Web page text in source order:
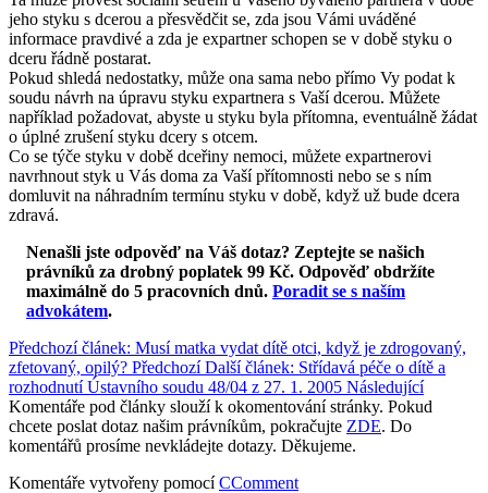
jeho styku s dcerou a přesvědčit se, zda jsou Vámi uváděné
informace pravdivé a zda je expartner schopen se v době styku o
dceru řádně postarat.
Pokud shledá nedostatky, může ona sama nebo přímo Vy podat k
soudu návrh na úpravu styku expartnera s Vaší dcerou. Můžete
například požadovat, abyste u styku byla přítomna, eventuálně žádat
o úplné zrušení styku dcery s otcem.
Co se týče styku v době dceřiny nemoci, můžete expartnerovi
navrhnout styk u Vás doma za Vaší přítomnosti nebo se s ním
domluvit na náhradním termínu styku v době, když už bude dcera
zdravá.
Nenašli jste odpověď na Váš dotaz? Zeptejte se našich
právníků za drobný poplatek 99 Kč. Odpověď obdržíte
maximálně do 5 pracovních dnů. Poradit se s naším
advokátem.
Předchozí článek: Musí matka vydat dítě otci, když je zdrogovaný,
zfetovaný, opilý? Předchozí Další článek: Střídavá péče o dítě a
rozhodnutí Ústavního soudu 48/04 z 27. 1. 2005 Následující
Komentáře pod články slouží k okomentování stránky. Pokud
chcete poslat dotaz našim právníkům, pokračujte ZDE. Do
komentářů prosíme nevkládejte dotazy. Děkujeme.
Komentáře vytvořeny pomocíCComment